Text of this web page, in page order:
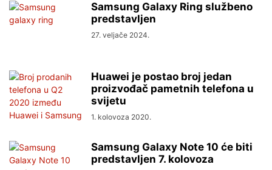
Samsung Galaxy Ring službeno
predstavljen
27. veljače 2024.
Huawei je postao broj jedan
proizvođač pametnih telefona u
svijetu
1. kolovoza 2020.
Samsung Galaxy Note 10 će biti
predstavljen 7. kolovoza